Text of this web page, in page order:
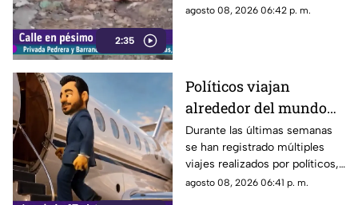
2:35
techos y las puertas de las
agosto 08, 2026 06:42 p. m.
Políticos viajan
alrededor del mundo
sin ninguna
preocupación
Durante las últimas semanas
se han registrado múltiples
viajes realizados por políticos,
sin que hasta el momento
agosto 08, 2026 06:41 p. m.